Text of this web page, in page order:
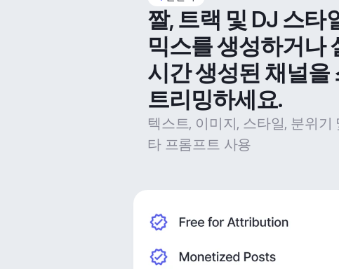
짤, 트랙 및 DJ 스타
믹스를 생성하거나
시간 생성된 채널을
트리밍하세요.
텍스트, 이미지, 스타일, 분위기
타 프롬프트 사용